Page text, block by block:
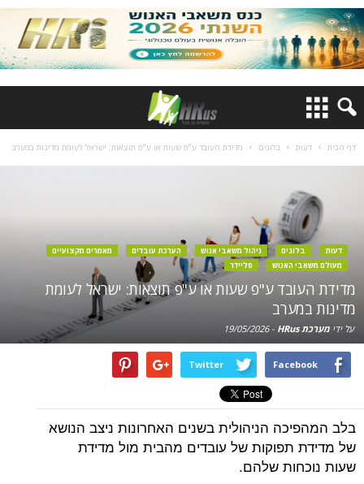
דף הבית דעות בלוגים מדידת העובד ע"פ שעות או ע"פ תוצאות: ישראל לעומת מדינות במערב
דעות בלוגים ניהול משאבי אנוש הערכת עובדים
מאמרים מקצועיים
מעולם משאבי האנוש
סליידר
מדידת העובד ע"פ שעות או ע"פ תוצאות: ישראל לעומת
מדינות במערב
על ידי מערכת HRus -
19/05/2026
Facebook
Twitter
בלב המהפיכה הניהולית בשנים האחרונות ניצב הנושא
של מדידת תפוקות של עובדים מהבית מול מדידת
שעות נוכחות שלהם.